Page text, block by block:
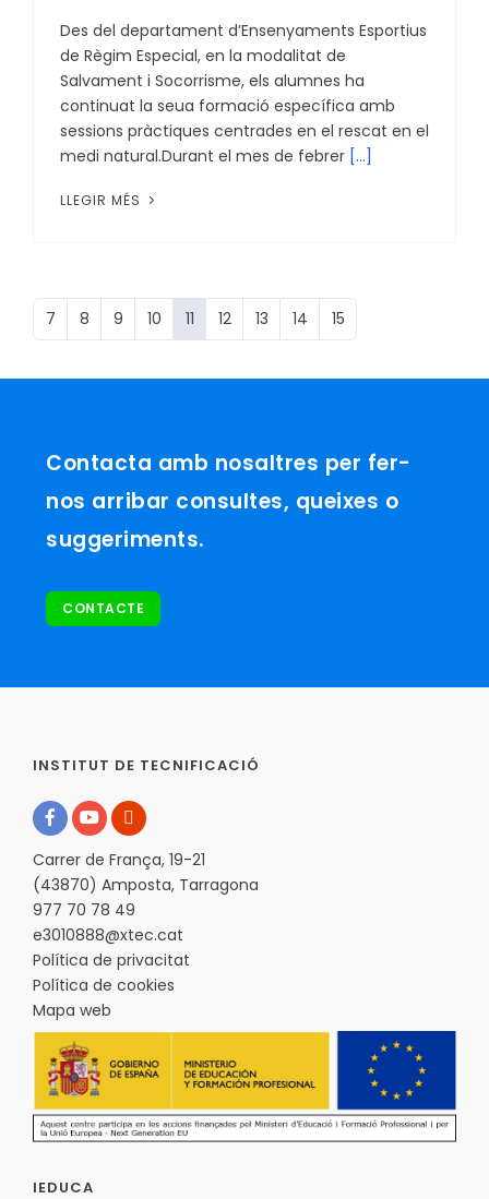
Des del departament d’Ensenyaments Esportius
de Règim Especial, en la modalitat de
Salvament i Socorrisme, els alumnes ha
continuat la seua formació específica amb
sessions pràctiques centrades en el rescat en el
medi natural.Durant el mes de febrer [...]
LLEGIR MÉS
7 8 9 10 11 12 13 14 15
Contacta amb nosaltres per fer-
nos arribar consultes, queixes o
suggeriments.
CONTACTE
INSTITUT DE TECNIFICACIÓ
Carrer de França, 19-21
(43870) Amposta, Tarragona
977 70 78 49
e3010888@xtec.cat
Política de privacitat
Política de cookies
Mapa web
IEDUCA